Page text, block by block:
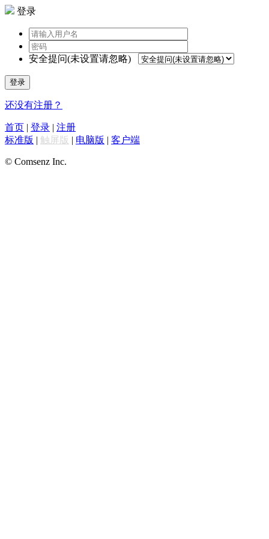
登录
安全提问(未设置请忽略)
登录
还没有注册？
首页 | 登录 | 注册
标准版 | 触屏版 | 电脑版 | 客户端
© Comsenz Inc.